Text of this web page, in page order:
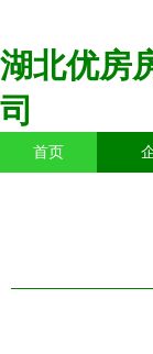
湖北优房
司
首页